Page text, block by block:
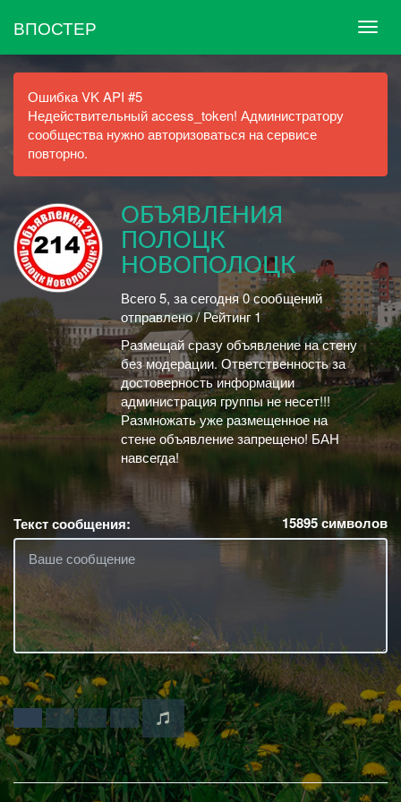
ВПОСТЕР
Ошибка VK API #5
Недействительный access_token! Администратору
сообщества нужно авторизоваться на сервисе
повторно.
ОБЪЯВЛЕНИЯ
ПОЛОЦК
НОВОПОЛОЦК
Всего 5, за сегодня 0 сообщений
отправлено / Рейтинг 1
Размещай сразу объявление на стену
без модерации. Ответственность за
достоверность информации
администрация группы не несет!!!
Размножать уже размещенное на
стене объявление запрещено! БАН
навсегда!
Текст сообщения: 15895символов